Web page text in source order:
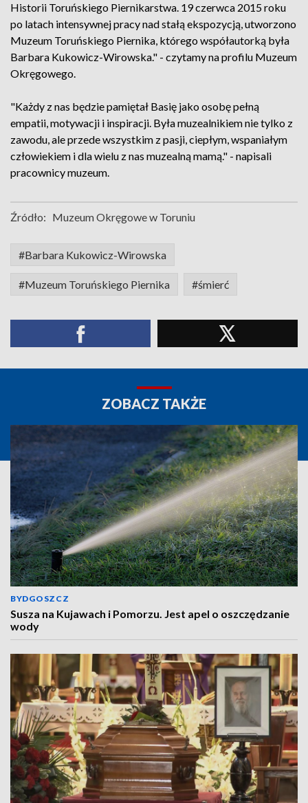
Historii Toruńskiego Piernikarstwa. 19 czerwca 2015 roku
po latach intensywnej pracy nad stałą ekspozycją, utworzono
Muzeum Toruńskiego Piernika, którego współautorką była
Barbara Kukowicz-Wirowska." - czytamy na profilu Muzeum
Okręgowego.
"Każdy z nas będzie pamiętał Basię jako osobę pełną
empatii, motywacji i inspiracji. Była muzealnikiem nie tylko z
zawodu, ale przede wszystkim z pasji, ciepłym, wspaniałym
człowiekiem i dla wielu z nas muzealną mamą." - napisali
pracownicy muzeum.
Źródło: Muzeum Okręgowe w Toruniu
#Barbara Kukowicz-Wirowska
#Muzeum Toruńskiego Piernika #śmierć
ZOBACZ TAKŻE
BYDGOSZCZ
Susza na Kujawach i Pomorzu. Jest apel o oszczędzanie
wody